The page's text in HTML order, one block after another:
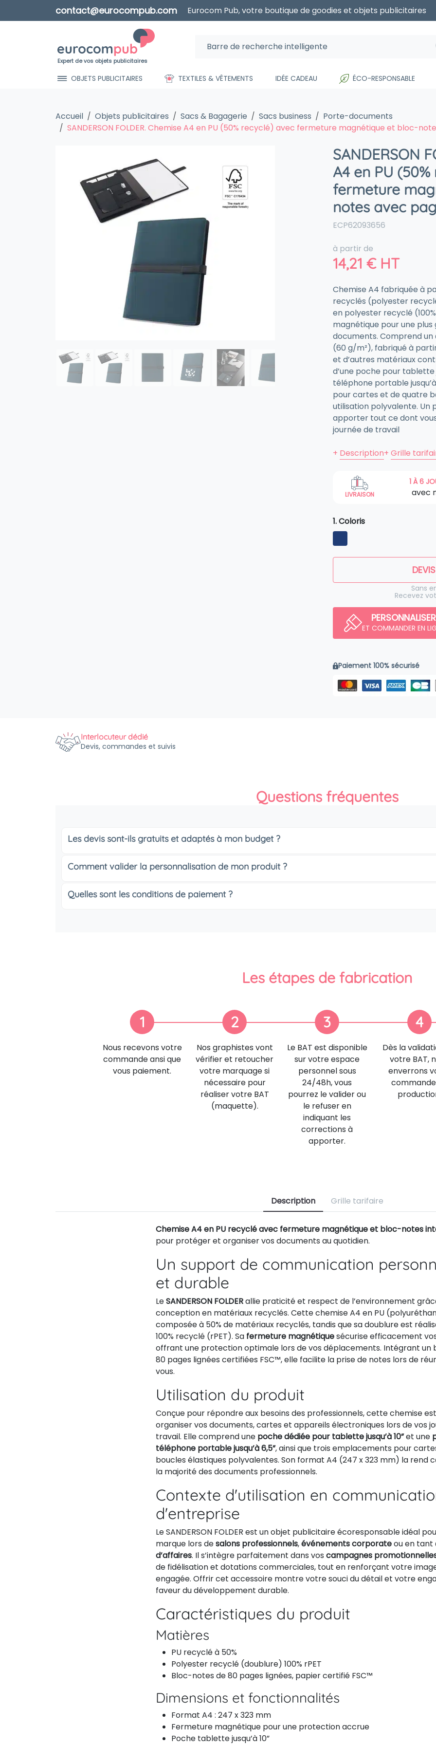
contact@eurocompub.com Eurocom Pub, votre boutique de goodies et objets publicitaires
Expert de vos objets publicitaires
OBJETS PUBLICITAIRES TEXTILES & VÊTEMENTS IDÉE CADEAU ÉCO-RESPONSABLE
Accueil Objets publicitaires Sacs & Bagagerie Sacs business
Porte-documents
SANDERSON FOLDER. Chemise A4 en PU (50% recyclé) avec fermeture magnétique et bloc-
SANDERSON
A4 en PU
fermeture
notes avec
ECP62093656
à partir de
14,21 €HT
Chemise A4 fabriquée à
recyclés (polyester
en polyester recyclé
magnétique pour une
documents. Comprend
(60 g/m²), fabriqué à
et d’autres matériaux
d’une poche pour tablette
téléphone portable
pour cartes et de quatre
utilisation polyvalente.
apporter tout ce dont
journée de travail
+ Description+ Grille
LIVRAISON
1 À 6
avec
1. Coloris
Sans
Recevez
PERSONNALISER
ET COMMANDER EN
Paiement 100% sécurisé
Interlocuteur dédié
Devis, commandes et suivis
Questions fréquentes
Les devis sont-ils gratuits et adaptés à mon budget ?
Comment valider la personnalisation de mon produit ?
Quelles sont les conditions de paiement ?
Les étapes de fabrication
1
Nous recevons votre
commande ansi que
vous paiement.
2
Nos graphistes vont
vérifier et retoucher
votre marquage si
nécessaire pour
réaliser votre BAT
(maquette).
3
Le BAT est disponible
sur votre espace
personnel sous
24/48h, vous
pourrez le valider ou
le refuser en
indiquant les
corrections à
apporter.
4
Dès la
votre BAT,
enverrons
Description Grille tarifaire
Chemise A4 en PU recyclé avec fermeture magnétique et bloc-notes
pour protéger et organiser vos documents au quotidien.
Un support de communication
et durable
LeSANDERSON FOLDERallie praticité et respect de l’environnement
conception en matériaux recyclés. Cette chemise A4 en PU
composée à 50% de matériaux recyclés, tandis que sa doublure est
100% recyclé (rPET). Sa fermeture magnétiquesécurise efficacement
offrant une protection optimale lors de vos déplacements. Intégrant un
80 pages lignées certifiées FSC™, elle facilite la prise de notes lors de
vous.
Utilisation du produit
Conçue pour répondre aux besoins des professionnels, cette chemise
organiser vos documents, cartes et appareils électroniques lors de vos
travail. Elle comprend une poche dédiée pour tablette jusqu’à 10”et une
téléphone portable jusqu’à 6,5”, ainsi que trois emplacements pour
boucles élastiques polyvalentes. Son format A4 (247 x 323 mm) la rend
la majorité des documents professionnels.
Contexte d'utilisation en
d'entreprise
Le SANDERSON FOLDER est un objet publicitaire écoresponsable idéal
marque lors desalons professionnels,événements corporateou en tant
d’affaires. Il s’intègre parfaitement dans vos campagnes
de fidélisation et dotations commerciales, tout en renforçant votre
engagée. Offrir cet accessoire montre votre souci du détail et votre
faveur du développement durable.
Caractéristiques du produit
Matières
PU recyclé à 50%
Polyester recyclé (doublure) 100% rPET
Bloc-notes de 80 pages lignées, papier certifié FSC™
Dimensions et fonctionnalités
Format A4 : 247 x 323 mm
Fermeture magnétique pour une protection accrue
Poche tablette jusqu’à 10”